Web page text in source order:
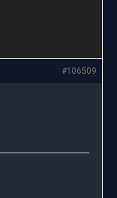
#106509